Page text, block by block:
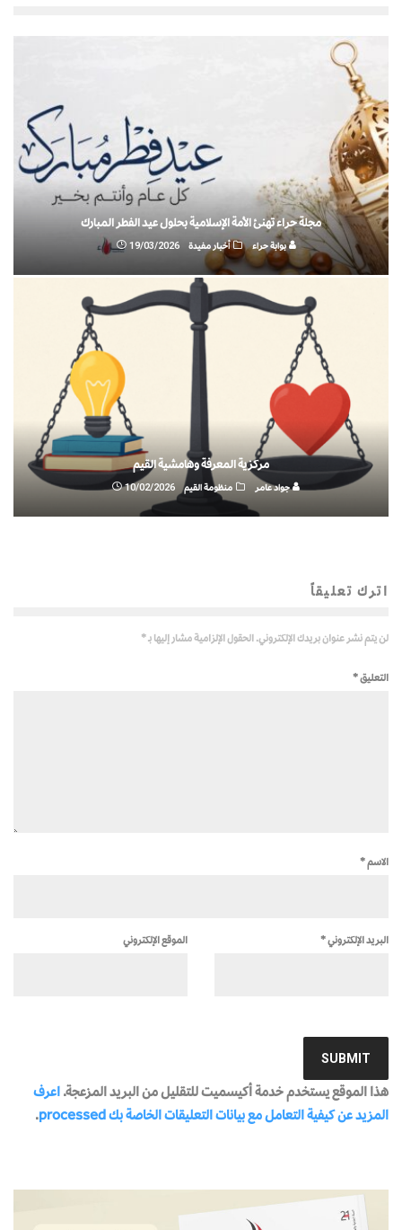
مجلة حراء تهنئ الأمة الإسلامية بحلول عيد الفطر المبارك
بوابة حراء أخبار مفيدة 19/03/2026
مركزية المعرفة وهامشية القيم
جواد عامر منظومة القيم 10/02/2026
اترك تعليقاً
لن يتم نشر عنوان بريدك الإلكتروني. الحقول الإلزامية مشار إليها بـ*
التعليق*
الاسم*
البريد الإلكتروني* الموقع الإلكتروني
هذا الموقع يستخدم خدمة أكيسميت للتقليل من البريد المزعجة. اعرف
المزيد عن كيفية التعامل مع بيانات التعليقات الخاصة بك processed
.